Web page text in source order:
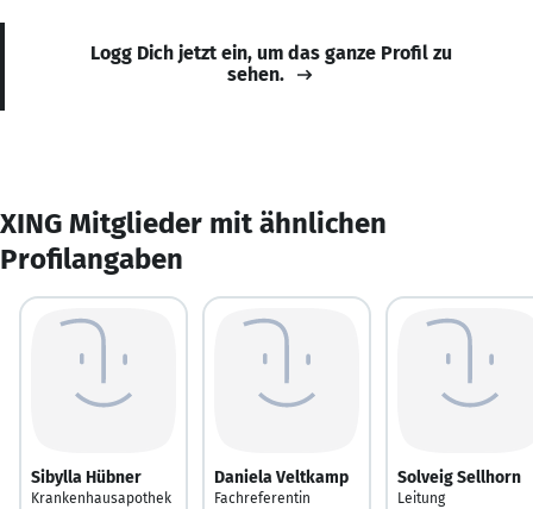
Logg Dich jetzt ein, um das ganze Profil zu
sehen.
XING Mitglieder mit ähnlichen
Profilangaben
Sibylla Hübner
Krankenhausapothek
Daniela Veltkamp
Fachreferentin
Solveig Sellhorn
Leitung